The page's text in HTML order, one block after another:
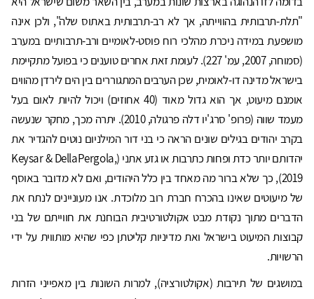
"תלת-תרבותית בהווייתה, אך לא רב-תרבותית באתוס שלה", ולכן אינה
מושפעת במידה ניכרת מהלכי רוח פוסט-לאומיים ורב-תרבותיים במערב
(סמוחה, 2007, עמ' 227). לעומת זאת אחרים טוענים כי בפועל מתקיימת
בישראל מדינה דו-לאומית, שכן הערבים המתגוררים בין הים לירדן מהווים
אומנם מיעוט, אך הוא גדול מאוד (40 אחוזים) ויכול להיות לאום בעל
מעמד שווה (פרופ' סרג'יו דלה פרגולה, 2010). יתרה מכך, מחקר שנעשה
בקרב יהודים בגילים שונים הראה כי בני דור המילניום נוטים להגדיר את
יהדותם יותר כדת ופחות כתרבות או גזע אתני (Keysar & DellaPergola,
2019), כך שלא ברור מה מאחד בין כלל היהודים, ואם לא מדובר באוסף
של מיעוטים שאינו בהכרח חברת רוב מלוכדת. אנו מעוניינים לנתח את
הדברים מתוך נקודת מבט אקולטורטיבית הבוחנת את חווייתם של בני
קבוצות המיעוט בישראל ואת מדיניות קליטתן כפי שהיא מותווית על ידי
הרשויות.
במושגים של תירבות (אקולטורציה), למרות השונות בין מאפייני הזרות